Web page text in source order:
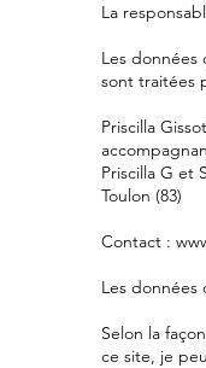
La
Les données
sont traitées
Priscilla
Priscilla G et
Toulon (83)
Contact :
Les données
Selon la
ce site, je